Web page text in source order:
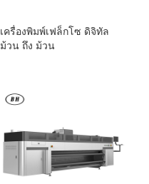
เครื่องพิมพ์เฟล็กโซ ดิจิทัล
ม้วน ถึง ม้วน